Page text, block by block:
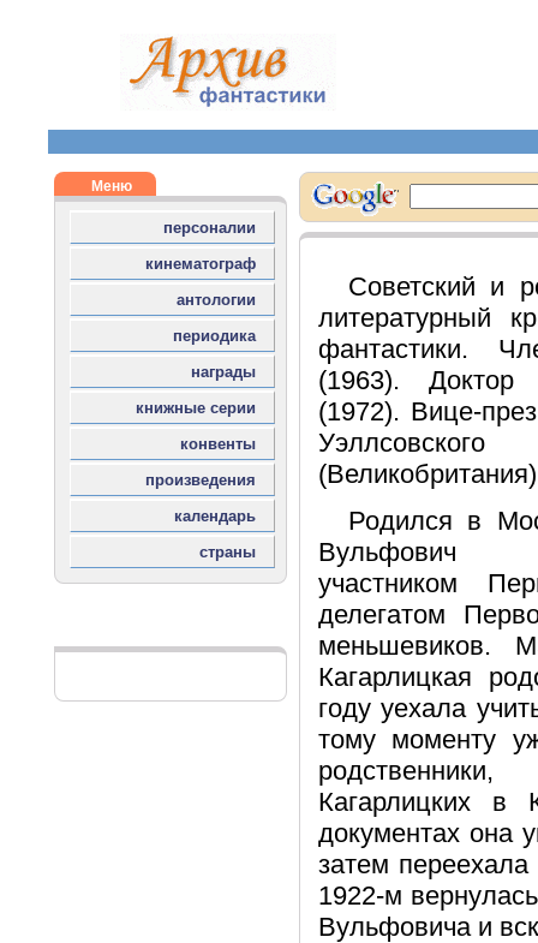
Советский и
литературный
фантастики.
(1963). Доктор
(1972). Вице-
Родился в
Вульфович
участником
делегатом
меньшевиков.
Кагарлицкая
году уехала
тому моменту
Кагарлицких в
документах она
затем
1922-м
Вульфовича и